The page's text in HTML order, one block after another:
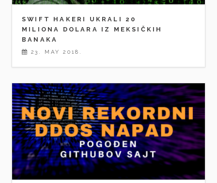
SWIFT HAKERI UKRALI 20
MILIONA DOLARA IZ MEKSIČKIH
BANAKA
23. MAY 2018.